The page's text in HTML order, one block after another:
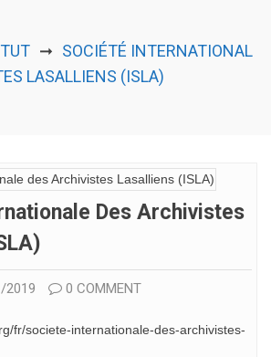
➞ SOCIÉTÉ INTERNATIONAL
LASALLIENS (ISLA)
Des Archivistes
2019 0 COMMENT
fr/societe-internationale-des-archivistes-